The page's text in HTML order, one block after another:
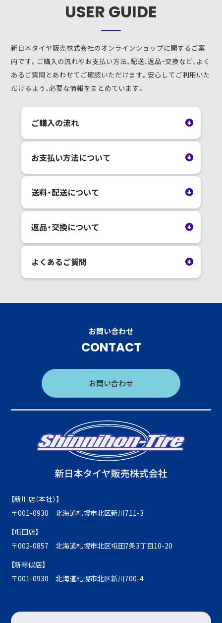
USER GUIDE
新日本タイヤ販売株式会社のオンラインショップに関するご案
内です。ご購入の流れやお支払い方法、配送、返品・交換など、よく
あるご質問とあわせてご確認いただけます。安心してご利用いた
だけるよう、必要な情報をまとめています。
ご購入の流れ
お支払い方法について
送料・配送について
返品・交換について
よくあるご質問
お問い合わせ
CONTACT
お問い合わせ
【新川店（本社）】
〒001-0930 北海道札幌市北区新川711-3
【屯田店】
〒002-0857 北海道札幌市北区屯田7条3丁目10-20
【新琴似店】
〒001-0930 北海道札幌市北区新川700-4